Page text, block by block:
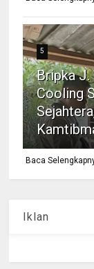
5
Bripka J.
Cooling
Baca
Iklan